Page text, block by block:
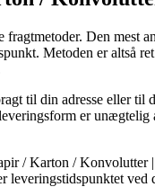
Den mest
Metoden er altså
til din adresse eller
er
/ Karton / Konvolutter
leveringstidspunktet ved